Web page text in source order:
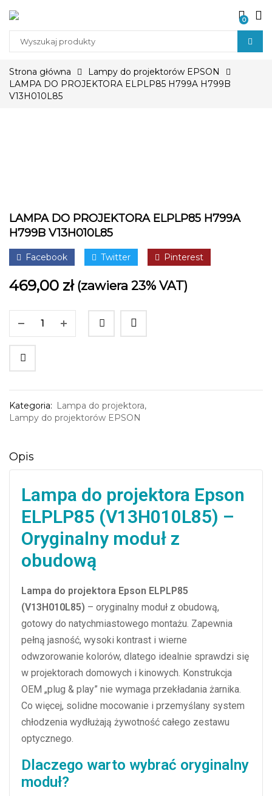
0
Strona główna
Lampy do projektorów EPSON
LAMPA DO PROJEKTORA ELPLP85 H799A H799B
V13H010L85
LAMPA DO PROJEKTORA ELPLP85 H799A
H799B V13H010L85
Facebook Twitter Pinterest
469,00 zł (zawiera 23% VAT)
Kategoria: Lampa do projektora,
Lampy do projektorów EPSON
Opis
Lampa do projektora Epson
ELPLP85 (V13H010L85) –
Oryginalny moduł z
obudową
Lampa do projektora Epson ELPLP85
(V13H010L85) – oryginalny moduł z obudową,
gotowy do natychmiastowego montażu. Zapewnia
pełną jasność, wysoki kontrast i wierne
odwzorowanie kolorów, dlatego idealnie sprawdzi się
w projektorach domowych i kinowych. Konstrukcja
OEM „plug & play” nie wymaga przekładania żarnika.
Co więcej, solidne mocowanie i przemyślany system
chłodzenia wydłużają żywotność całego zestawu
optycznego.
Dlaczego warto wybrać oryginalny
moduł?
399,00zł
(zawiera 23% VAT)